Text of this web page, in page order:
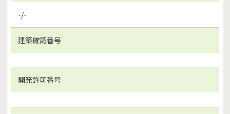
-/-
建築確認番号
開発許可番号